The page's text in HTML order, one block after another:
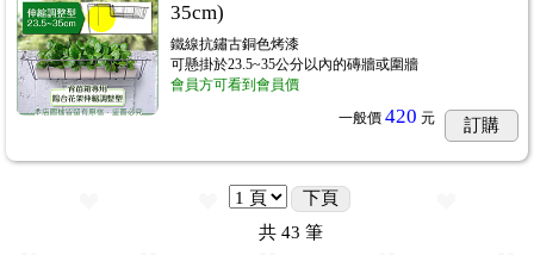
35cm)
鐵線抗鏽古銅色烤漆
可懸掛於23.5~35公分以內的磚牆或圍牆
會員方可看到會員價
一般價 420 元 訂購
下頁
共 43 筆